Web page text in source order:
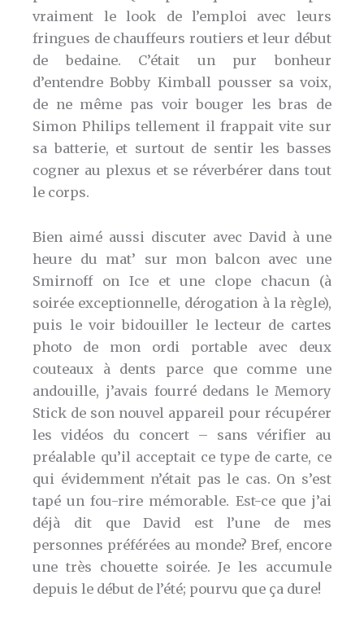
vraiment le look de l’emploi avec leurs
fringues de chauffeurs routiers et leur début
de bedaine. C’était un pur bonheur
d’entendre Bobby Kimball pousser sa voix,
de ne même pas voir bouger les bras de
Simon Philips tellement il frappait vite sur
sa batterie, et surtout de sentir les basses
cogner au plexus et se réverbérer dans tout
le corps.
Bien aimé aussi discuter avec David à une
heure du mat’ sur mon balcon avec une
Smirnoff on Ice et une clope chacun (à
soirée exceptionnelle, dérogation à la règle),
puis le voir bidouiller le lecteur de cartes
photo de mon ordi portable avec deux
couteaux à dents parce que comme une
andouille, j’avais fourré dedans le Memory
Stick de son nouvel appareil pour récupérer
les vidéos du concert – sans vérifier au
préalable qu’il acceptait ce type de carte, ce
qui évidemment n’était pas le cas. On s’est
tapé un fou-rire mémorable. Est-ce que j’ai
déjà dit que David est l’une de mes
personnes préférées au monde? Bref, encore
une très chouette soirée. Je les accumule
depuis le début de l’été; pourvu que ça dure!